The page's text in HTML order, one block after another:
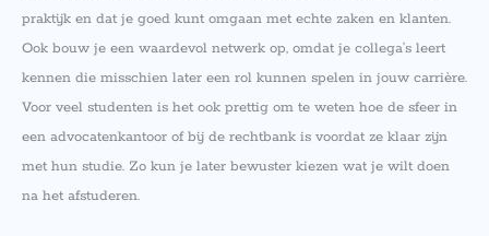
praktijk en dat je goed kunt omgaan met echte zaken en klanten.
Ook bouw je een waardevol netwerk op, omdat je collega’s leert
kennen die misschien later een rol kunnen spelen in jouw carrière.
Voor veel studenten is het ook prettig om te weten hoe de sfeer in
een advocatenkantoor of bij de rechtbank is voordat ze klaar zijn
met hun studie. Zo kun je later bewuster kiezen wat je wilt doen
na het afstuderen.